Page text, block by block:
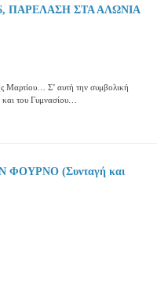
ΠΑΡΕΛΑΣΗ ΣΤΑ ΑΛΩΝΙΑ
Μαρτίου… Σ’ αυτή την συμβολική
του Γυμνασίου…
ΦΟΥΡΝΟ (Συνταγή και